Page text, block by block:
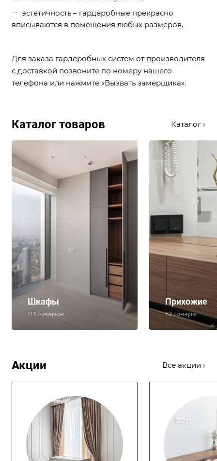
эстетичность – гардеробные прекрасно
вписываются в помещения любых размеров.
Для заказа гардеробных систем от производителя
с доставкой позвоните по номеру нашего
телефона или нажмите «Вызвать замерщика».
Каталог товаров Каталог
Шкафы
113 товаров
Прихожие
52 товара
Акции Все акции